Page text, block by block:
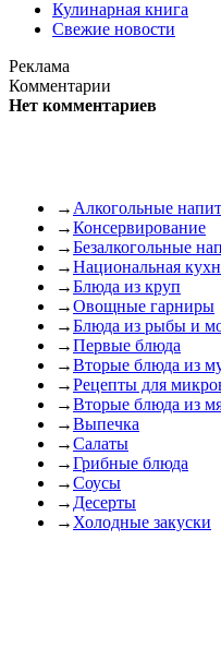
Кулинарная книга
Свежие новости
Реклама
Комментарии
Нет комментариев
→ Алкогольные
→Консервирование
→Безалкогольные
→Национальная
→Блюда из круп
→Овощные гарниры
→Блюда из рыбы и
→Первые блюда
→Вторые блюда из
→Рецепты для
→Вторые блюда из
→Выпечка
→Салаты
→Грибные блюда
→Соусы
→ Десерты
→ Холодные закуски